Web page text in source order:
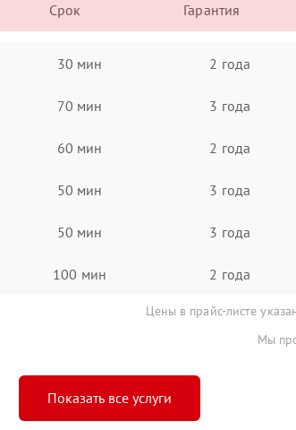
Срок Гарантия
30 мин 2 года
70 мин 3 года
60 мин 2 года
50 мин 3 года
50 мин 3 года
100 мин 2 года
Цены в прайс-листе
Мы
Показать все услуги